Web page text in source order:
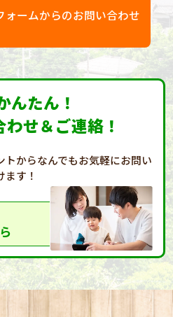
ォームからのお問い合わせ
んたん！
せ＆ご連絡！
トからなんでもお気軽にお問い
す！